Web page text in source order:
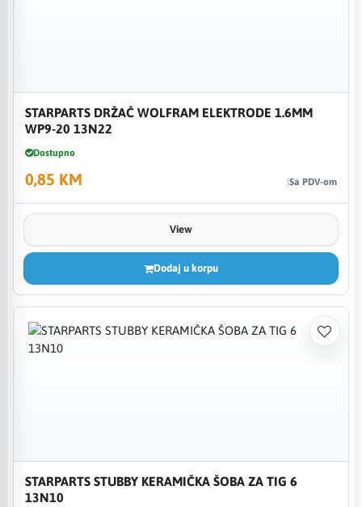
STARPARTS DRŽAČ WOLFRAM ELEKTRODE 1.6MM
WP9-20 13N22
Dostupno
0,85 KM Sa PDV-om
View
Dodaj u korpu
STARPARTS STUBBY KERAMIČKA ŠOBA ZA TIG 6
13N10